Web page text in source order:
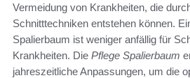
Vermeidung von Krankheiten, die
Schnitttechniken entstehen können.
Spalierbaum ist weniger anfällig für
Krankheiten. Die Pflege Spalierbaum
jahreszeitliche Anpassungen, um die